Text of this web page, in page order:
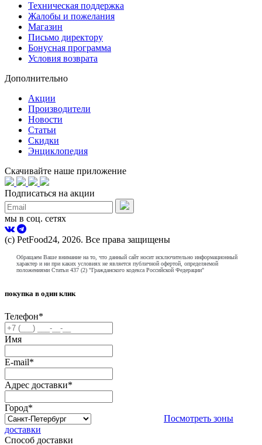
Техническая поддержка
Жалобы и пожелания
Магазин
Письмо директору
Бонусная программа
Условия возврата
Дополнительно
Акции
Производители
Новости
Статьи
Скидки
Энциклопедия
Скачивайте наше приложение
Подписаться на акции
мы в соц. сетях
(с) PetFood24, 2026. Все права защищены
Обращаем Ваше внимание на то, что данный сайт носит исключительно информационный
характер и ни при каких условиях не является публичной офертой, определяемой
положениями Статьи 437 (2) "Гражданского кодекса Российской Федерации"
покупка в один клик
Телефон*
Имя
E-mail*
Адрес доставки*
Город*
Посмотреть зоны
доставки
Способ доставки